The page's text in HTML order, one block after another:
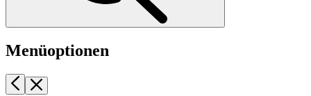
Menüoptionen